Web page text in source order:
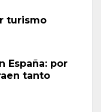
turismo
España: por
tanto